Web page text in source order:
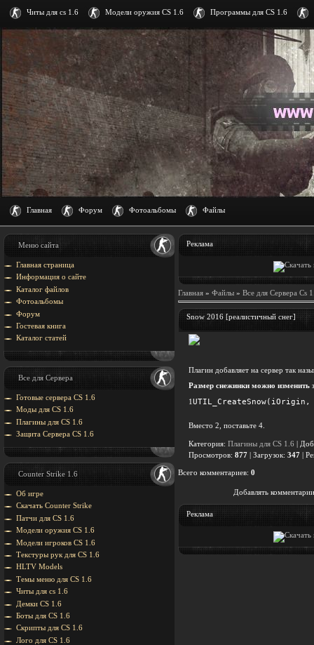
Читы для cs 1.6 Модели оружия CS 1.6 Программы для CS 1.6
Главная Форум Фотоальбомы Файлы
Меню сайта
Главная страница
Информация о сайте
Каталог файлов
Фотоальбомы
Форум
Гостевая книга
Каталог статей
Все для Сервера
Готовые сервера CS 1.6
Моды для CS 1.6
Плагины для CS 1.6
Защита Cервера CS 1.6
Counter Strike 1.6
Об игре
Скачать Counter Strike
Патчи для CS 1.6
Модели оружия CS 1.6
Модели игроков CS 1.6
Текстуры рук для CS 1.6
HLTV Models
Темы меню для CS 1.6
Читы для cs 1.6
Демки CS 1.6
Боты для CS 1.6
Скрипты для CS 1.6
Лого для CS 1.6
Реклама
Главная » Файлы » Все для Сервера Cs
Snow 2016 [реалистичный снег]
Плагин добавляет на сервер так
Размер снежинки можно изменить
1
Вместо 2, поставьте 4.
Категория: Плагины для CS 1.6
Просмотров: 877| Загрузок: 347|
Всего комментариев: 0
Добавлять
Реклама